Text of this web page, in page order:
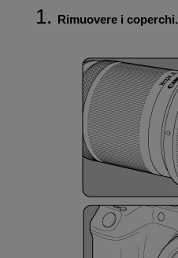
Rimuovere i coperchi.